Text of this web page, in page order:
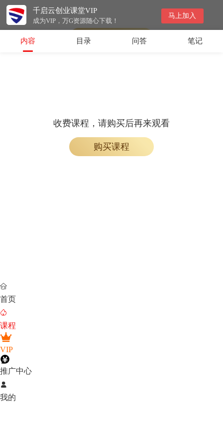
千启云创业课堂VIP
成为VIP，万G资源随心下载！
马上加入
会员专属课程，请开通会员后学习
内容 目录 问答 笔记
收费课程，请购买后再来观看
购买课程

首页

课程
VIP
推广中心

我的